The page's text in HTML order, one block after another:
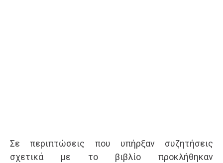
Σε περιπτώσεις που υπήρξαν συζητήσεις
σχετικά με το βιβλίο προκλήθηκαν